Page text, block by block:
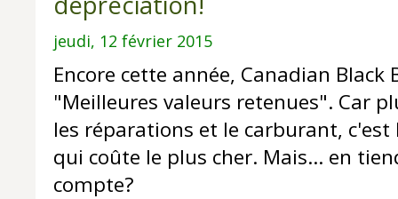
jeudi, 12 février 2015
Encore cette année, Canadian Black
"Meilleures valeurs retenues". Car
les réparations et le carburant,
qui coûte le plus cher. Mais... en
compte?